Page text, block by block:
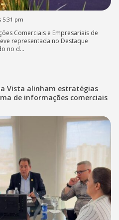
5:31 pm
Comerciais e Empresariais de
representada no Destaque
no d...
Vista alinham estratégias
de informações comerciais